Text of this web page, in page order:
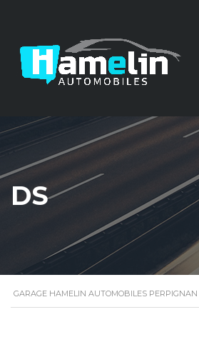
DS
GARAGE HAMELIN AUTOMOBILES PERPIGNAN